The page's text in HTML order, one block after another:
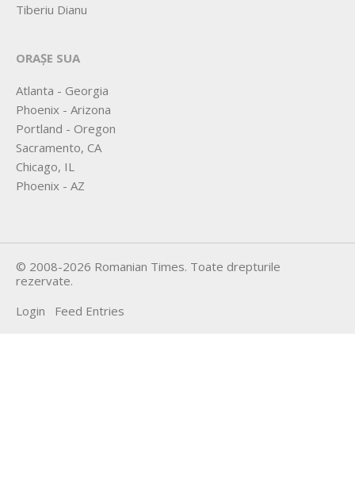
Tiberiu Dianu
ORAȘE SUA
Atlanta - Georgia
Phoenix - Arizona
Portland - Oregon
Sacramento, CA
Chicago, IL
Phoenix - AZ
© 2008-2026 Romanian Times. Toate drepturile
rezervate.
Login
Feed Entries